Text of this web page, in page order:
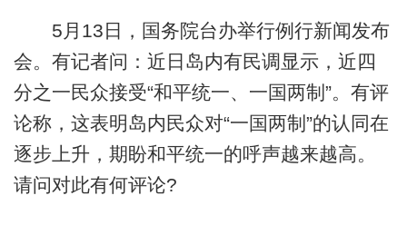
5月13日，国务院台办举行例行新闻发布
会。有记者问：近日岛内有民调显示，近四
分之一民众接受“和平统一、一国两制”。有评
论称，这表明岛内民众对“一国两制”的认同在
逐步上升，期盼和平统一的呼声越来越高。
请问对此有何评论?